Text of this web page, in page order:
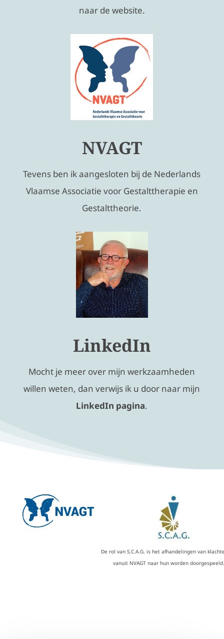
naar de website.
NVAGT
Tevens ben ik aangesloten bij de Nederlands
Vlaamse Associatie voor Gestalttherapie en
Gestalttheorie.
LinkedIn
Mocht je meer over mijn werkzaamheden
willen weten, dan verwijs ik u door naar mijn
LinkedIn pagina.
De rol van S.C.A.G. is het afhandelingen van
vanuit NVAGT naar hun worden